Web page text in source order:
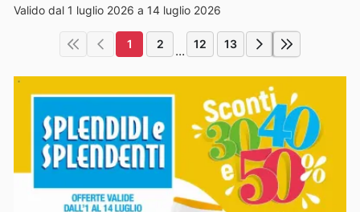
Valido dal 1 luglio 2026 a 14 luglio 2026
1 2 ... 12 13